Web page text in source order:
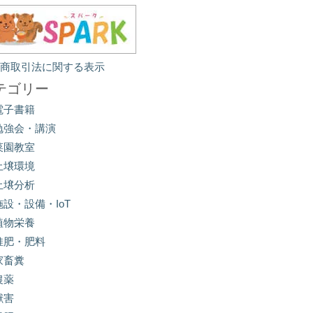
取引法に関する表示
ゴリー
子書籍
強会・講演
園教室
壌環境
壌分析
設・設備・IoT
物栄養
肥・肥料
畜糞
薬
害